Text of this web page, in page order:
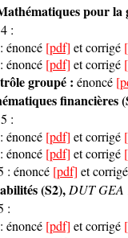
pour la
:
énoncé [pdf] et corrigé
énoncé [pdf] et corrigé
groupé : énoncé
financières
:
énoncé [pdf] et corrigé
énoncé [pdf] et corrigé
: énoncé [pdf] et corrigé
(S2), DUT GEA
:
énoncé [pdf] et corrigé